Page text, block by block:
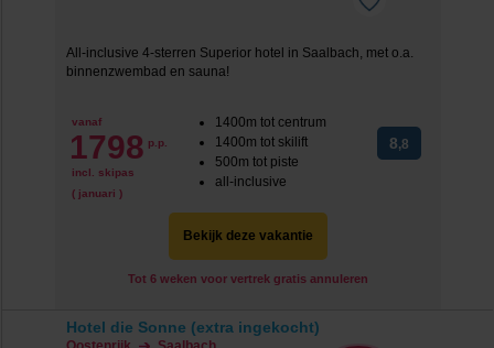
All-inclusive 4-sterren Superior hotel in Saalbach, met o.a.
binnenzwembad en sauna!
vanaf
1798 p.p.
incl. skipas
( januari )
1400m tot centrum
1400m tot skilift
500m tot piste
all-inclusive
8,8
Bekijk deze vakantie
Tot 6 weken voor vertrek gratis annuleren
Hotel die Sonne (extra ingekocht)